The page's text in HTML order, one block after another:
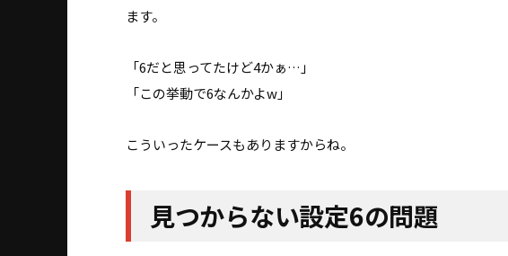
ます。
「6だと思ってたけど4かぁ…」
「この挙動で6なんかよw」
こういったケースもありますからね。
見つからない設定6の問題